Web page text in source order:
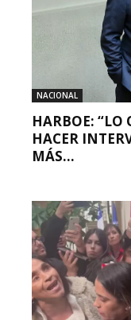
NACIONAL
HARBOE: “LO
HACER
MÁS...